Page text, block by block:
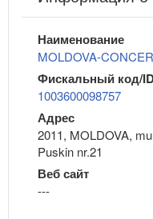
Наименование
MOLDOVA-
Фискальный код/
1003600098757
Адрес
2011, MOLDOVA,
Puskin nr.21
Веб сайт
---